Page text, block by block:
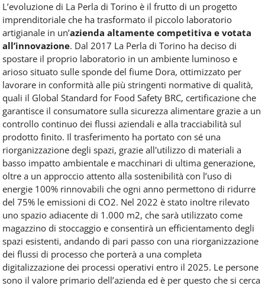
L’evoluzione di La Perla di Torino è il frutto di un progetto
imprenditoriale che ha trasformato il piccolo laboratorio
artigianale in un’azienda altamente competitiva e votata
all’innovazione. Dal 2017 La Perla di Torino ha deciso di
spostare il proprio laboratorio in un ambiente luminoso e
arioso situato sulle sponde del fiume Dora, ottimizzato per
lavorare in conformità alle più stringenti normative di qualità,
quali il Global Standard for Food Safety BRC, certificazione che
garantisce il consumatore sulla sicurezza alimentare grazie a un
controllo continuo dei flussi aziendali e alla tracciabilità sul
prodotto finito. Il trasferimento ha portato con sé una
riorganizzazione degli spazi, grazie all'utilizzo di materiali a
basso impatto ambientale e macchinari di ultima generazione,
oltre a un approccio attento alla sostenibilità con l’uso di
energie 100% rinnovabili che ogni anno permettono di ridurre
del 75% le emissioni di CO2. Nel 2022 è stato inoltre rilevato
uno spazio adiacente di 1.000 m2, che sarà utilizzato come
magazzino di stoccaggio e consentirà un efficientamento degli
spazi esistenti, andando di pari passo con una riorganizzazione
dei flussi di processo che porterà a una completa
digitalizzazione dei processi operativi entro il 2025. Le persone
sono il valore primario dell’azienda ed è per questo che si cerca